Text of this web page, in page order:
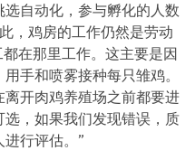
自动化，参与孵化的人数
，鸡房的工作仍然是劳动
在那里工作。这主要是因
手和喷雾接种每只雏鸡。
开肉鸡养殖场之前都要进
，如果我们发现错误，质
行评估。”